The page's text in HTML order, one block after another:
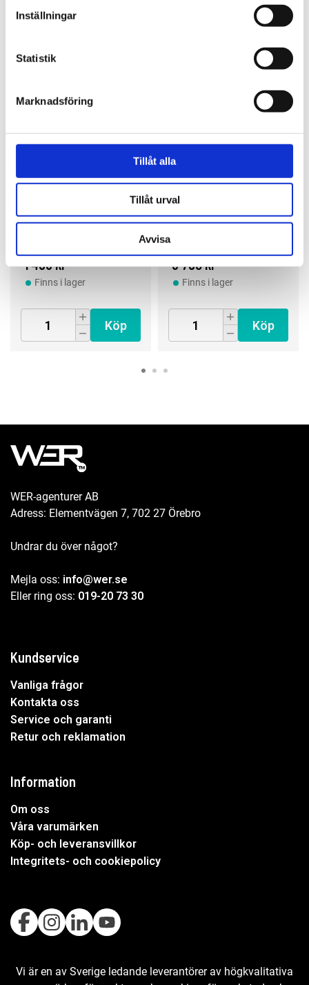
Inställningar
Statistik
Marknadsföring
Tillåt alla
Tillåt urval
Avvisa
Fokus Bilvård
Starmatch
1 498 kr
Finns i lager
Köp
Scangrip
Multimatch 8
3 790 kr
Finns i lager
Köp
WER-agenturer AB
Adress: Elementvägen 7, 702 27 Örebro
Undrar du över något?
Mejla oss: info@wer.se
Eller ring oss: 019-20 73 30
Kundservice
Vanliga frågor
Kontakta oss
Service och garanti
Retur och reklamation
Information
Om oss
Våra varumärken
Köp- och leveransvillkor
Integritets- och cookiepolicy
Vi är en av Sverige ledande leverantörer av högkvalitativa